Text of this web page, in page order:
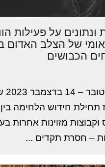
ונתונים על פעילות
של הצלב האדום
הכבושים
7
תחילת חידוש הלחימה
מזוינות אחרות
– חסרת תקדים ...